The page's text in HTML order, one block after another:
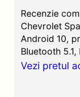
Recenzie
Chevrolet
Android 10,
Bluetooth
Vezi pretul